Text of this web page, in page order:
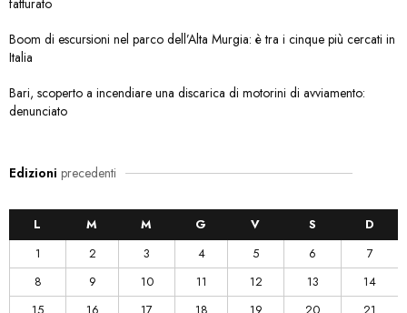
fatturato
Boom di escursioni nel parco dell’Alta Murgia: è tra i cinque più cercati in
Italia
Bari, scoperto a incendiare una discarica di motorini di avviamento:
denunciato
Edizioni precedenti
L M M G V S
D
1
2 3 4 5 6
7
8
9 10 11 12 13
14